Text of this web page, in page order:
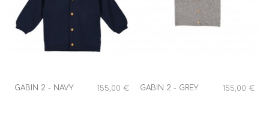
GABIN 2 - NAVY 155,00 € GABIN 2 - GREY 155,00 €